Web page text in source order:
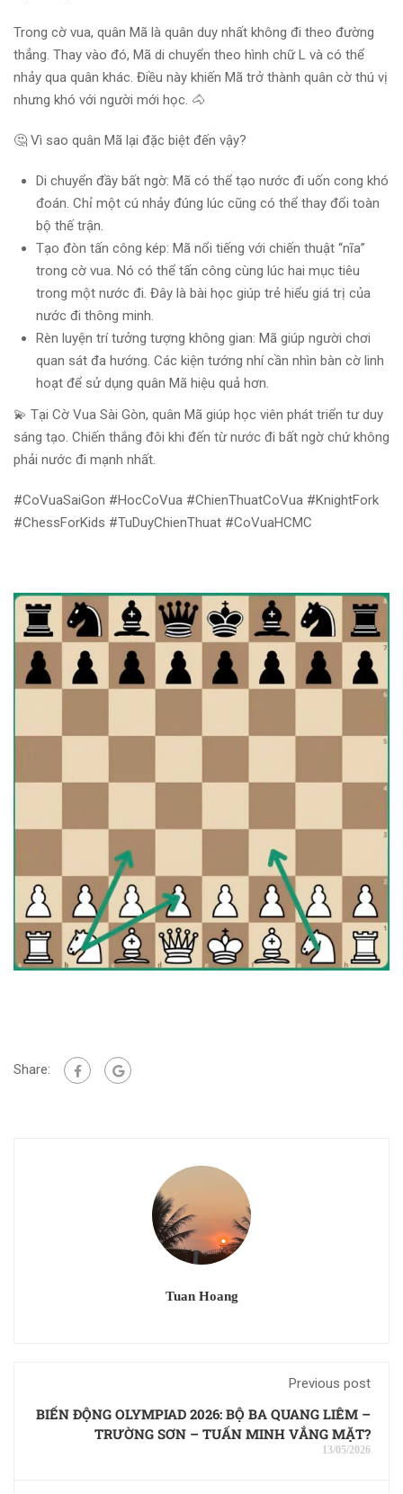
Trong cờ vua, quân Mã là quân duy nhất không đi theo đường
thẳng. Thay vào đó, Mã di chuyển theo hình chữ L và có thể
nhảy qua quân khác. Điều này khiến Mã trở thành quân cờ thú vị
nhưng khó với người mới học. 🐴
🤔 Vì sao quân Mã lại đặc biệt đến vậy?
Di chuyển đầy bất ngờ: Mã có thể tạo nước đi uốn cong khó
đoán. Chỉ một cú nhảy đúng lúc cũng có thể thay đổi toàn
bộ thế trận.
Tạo đòn tấn công kép: Mã nổi tiếng với chiến thuật “nĩa”
trong cờ vua. Nó có thể tấn công cùng lúc hai mục tiêu
trong một nước đi. Đây là bài học giúp trẻ hiểu giá trị của
nước đi thông minh.
Rèn luyện trí tưởng tượng không gian: Mã giúp người chơi
quan sát đa hướng. Các kiện tướng nhí cần nhìn bàn cờ linh
hoạt để sử dụng quân Mã hiệu quả hơn.
💫 Tại Cờ Vua Sài Gòn, quân Mã giúp học viên phát triển tư duy
sáng tạo. Chiến thắng đôi khi đến từ nước đi bất ngờ chứ không
phải nước đi mạnh nhất.
#CoVuaSaiGon #HocCoVua #ChienThuatCoVua #KnightFork
#ChessForKids #TuDuyChienThuat #CoVuaHCMC
Share:
Tuan Hoang
Previous post
BIẾN ĐỘNG OLYMPIAD 2026: BỘ BA QUANG LIÊM –
TRƯỜNG SƠN – TUẤN MINH VẮNG MẶT?
13/05/2026